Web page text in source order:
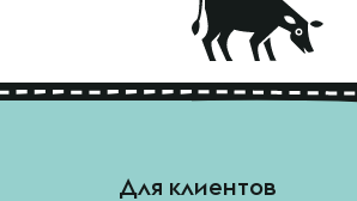
Для клиентов